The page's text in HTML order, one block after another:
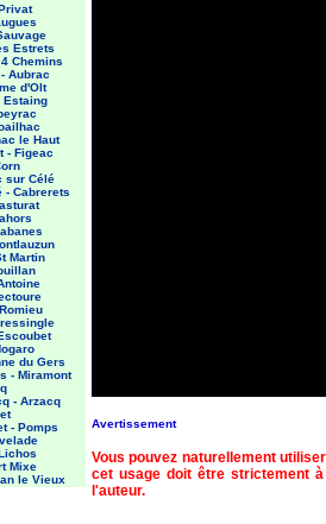
Estrets
Chemins
Aubrac
d'Olt
Estaing
le Haut
- Figeac
sur Célé
- Cabrerets
Martin
du Gers
- Miramont
- Arzacq
- Pomps
Mixe
le Vieux
Avertissement
Vous pouvez naturellement
cet usage doit être strictement
l'auteur.